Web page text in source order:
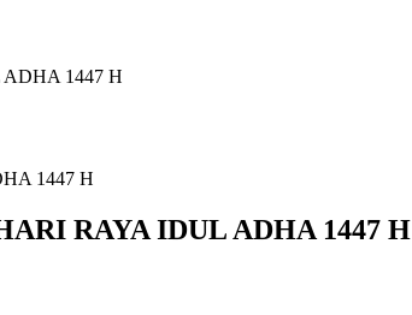
1447 H
RAYA IDUL ADHA 1447 H